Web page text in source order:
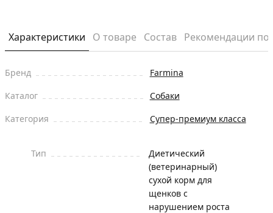
Характеристики О товаре Состав Рекомендации
Бренд
Farmina
Каталог
Собаки
Категория
Супер-премиум класса
Тип
Диетический
(ветеринарный)
сухой корм для
щенков с
нарушением роста